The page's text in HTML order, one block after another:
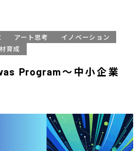
アート思考
イノベーション
育成
Program〜中小企業